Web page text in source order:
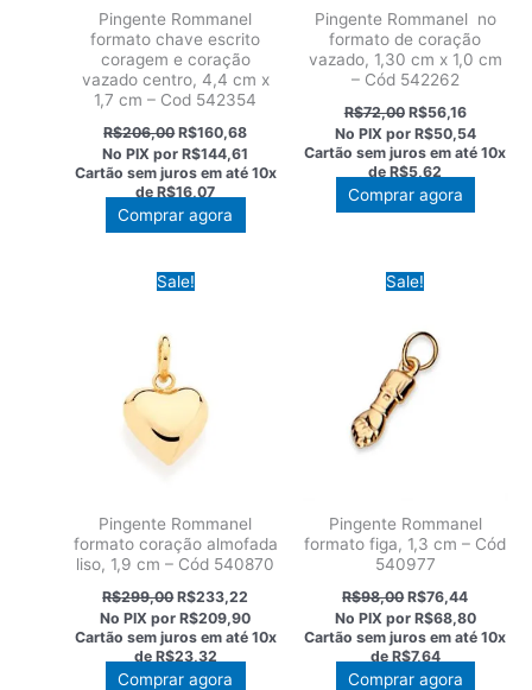
Pingente Rommanel
formato chave escrito
coragem e coração
vazado centro, 4,4 cm x
1,7 cm – Cod 542354
R$206,00O
preço
original
era:
R$206,00.
R$160,68
preço
atual
é:
No PIX porR$144,61
Cartão sem juros em até 10x
de R$16,07
Comprar agora
Pingente Rommanel no
formato de coração
vazado, 1,30 cm x 1,0 cm
– Cód 542262
R$72,00 O
preço
original
era:
R$72,00.
R$56,16O
preço
atual
é:
R$56,16.
No PIX por R$50,54
Cartão sem juros em até10x
de R$5,62
Comprar agora
Sale!
Pingente Rommanel
formato coração almofada
liso, 1,9 cm – Cód 540870
R$299,00O
preço
original
era:
R$299,00.
R$233,22
preço
atual
é:
No PIX porR$209,90
Cartão sem juros em até 10x
deR$23,32
Comprar agora
Sale!
Pingente Rommanel
formato figa, 1,3 cm – Cód
540977
R$98,00O
preço
original
era:
R$98,00.
R$76,44
preço
atual
é:
R$76,44.
No PIX por R$68,80
Cartão sem juros em até10x
deR$7,64
Comprar agora